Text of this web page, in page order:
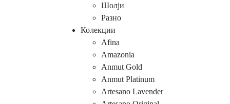
Шолји
Разно
Колекции
Afina
Amazonia
Anmut Gold
Anmut Platinum
Artesano Lavender